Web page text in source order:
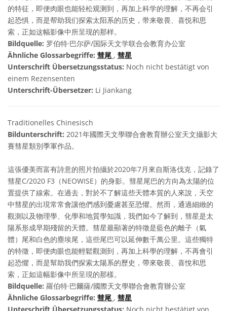
的特征，即便肉眼也能轻松观测到，再加上科学的理解，不再会引
起恐惧，而是帮助我们探索太阳系的历史，带来敬畏、喜悦和思
索，正如这幅影像中所呈现的那样。
Bildquelle: 罗伯特·巴尔萨/国际天文学联合会教育办公室
Ähnliche Glossarbegriffe: 彗尾 , 彗星
Unterschrift Übersetzungsstatus: Noch nicht bestätigt von
einem Rezensenten
Unterschrift-Übersetzer: Li Jiankang
Traditionelles Chinesisch
Bildunterschrift: 2021年國際天文學聯合會教育辦公室天文攝影大
賽彗星類別季軍作品。
這張優美而富有詩意的照片拍攝於2020年7月來自斯洛伐克，記錄了
彗星C/2020 F3（NEOWISE）的身影。彗星尾巴的方向為太陽的位
置提供了線索。在過去，對於不了解這些天體本質的人來說，天空
中彗星的出現常常會讓他們感到憂慮甚至恐懼。然而，通過細緻的
觀測以及物理學、化學和地質學知識，我們如今了解到，彗星是太
陽系形成早期殘留的天體。彗星最顯著的特徵是藍色的離子（氣
體）尾和白色的塵埃尾，這些尾巴可以延伸數千萬公里。這些獨特
的特徵，即便肉眼也能輕鬆觀測到，再加上科學的理解，不再會引
起恐懼，而是幫助我們探索太陽系的歷史，帶來敬畏、喜悅和思
索，正如這幅影像中所呈現的那樣。
Bildquelle: 羅伯特·巴爾薩/國際天文學聯合會教育辦公室
Ähnliche Glossarbegriffe: 彗尾 , 彗星